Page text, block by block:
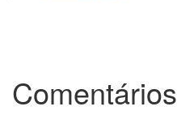
Comentários